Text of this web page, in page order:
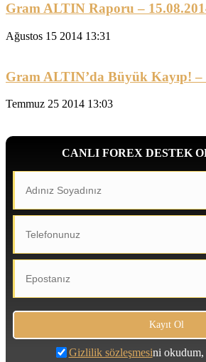
Gram ALTIN Raporu –
Ağustos 15 2014 13:31
Gram ALTIN’da Büyük Kayıp! –
Temmuz 25 2014 13:03
CANLI FOREX DESTEK
Gizlilik sözleşmesini